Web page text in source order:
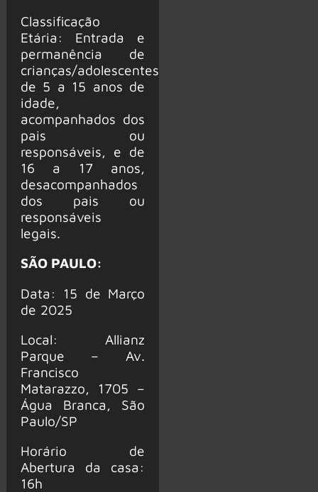
Classificação
Etária: Entrada e
permanência de
crianças/adolescentes
de 5 a 15 anos de
idade,
acompanhados dos
pais ou
responsáveis, e de
16 a 17 anos,
desacompanhados
dos pais ou
responsáveis
legais.
SÃO PAULO:
Data: 15 de Março
de 2025
Local: Allianz
Parque – Av.
Francisco
Matarazzo, 1705 –
Água Branca, São
Paulo/SP
Horário de
Abertura da casa:
16h